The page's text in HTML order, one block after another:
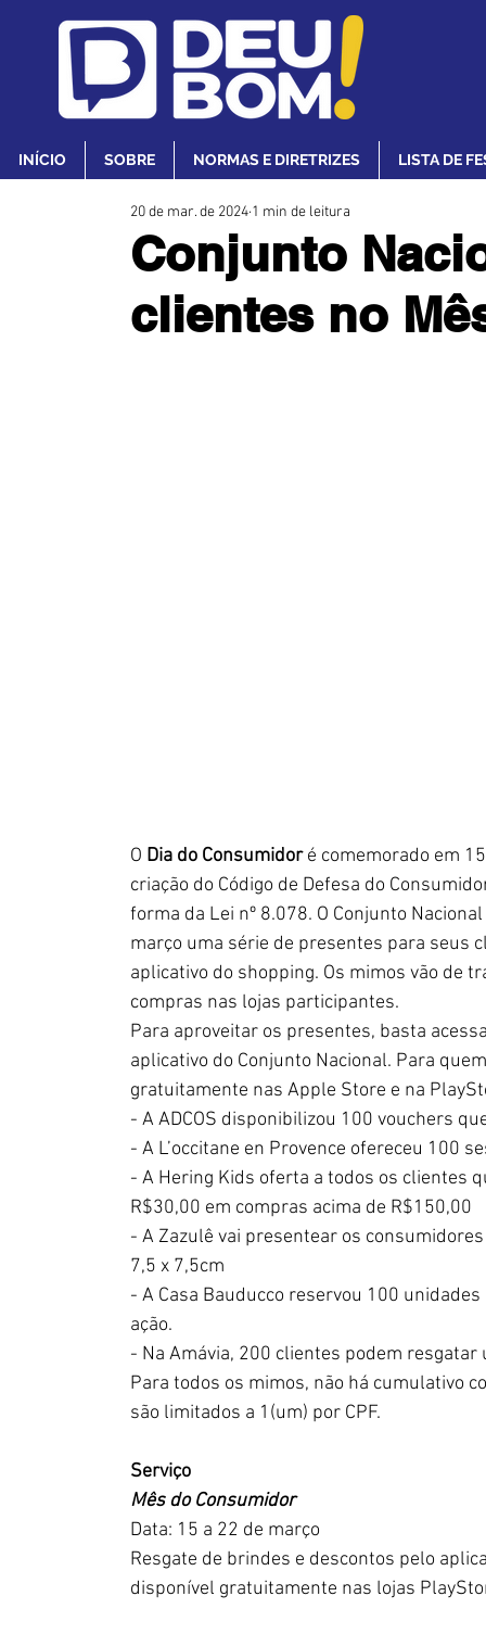
INÍCIO SOBRE NORMAS E DIRETRIZES LISTA DE
Conjunto
clientes no
20 de mar. de 2024 1 min de leitura
O Dia do Consumidor é comemorado em
criação do Código de Defesa do
forma da Lei nº 8.078. O Conjunto
março uma série de presentes para seus
aplicativo do shopping. Os mimos vão de
compras nas lojas participantes.
Para aproveitar os presentes, basta
aplicativo do Conjunto Nacional. Para
gratuitamente nas Apple Store e na
- A ADCOS disponibilizou 100 vouchers
- A L’occitane en Provence ofereceu 100
- A Hering Kids oferta a todos os clientes
R$30,00 em compras acima de R$150,00
- A Zazulê vai presentear os
7,5 x 7,5cm
- A Casa Bauducco reservou 100
ação.
- Na Amávia, 200 clientes podem
Para todos os mimos, não há cumulativo
são limitados a 1(um) por CPF.
Serviço
Mês do Consumidor
Data: 15 a 22 de março
Resgate de brindes e descontos pelo
disponível gratuitamente nas lojas